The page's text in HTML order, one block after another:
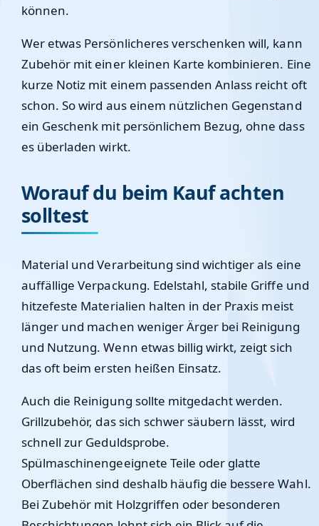
können.
Wer etwas Persönlicheres verschenken will, kann
Zubehör mit einer kleinen Karte kombinieren. Eine
kurze Notiz mit einem passenden Anlass reicht oft
schon. So wird aus einem nützlichen Gegenstand
ein Geschenk mit persönlichem Bezug, ohne dass
es überladen wirkt.
Worauf du beim Kauf achten
solltest
Material und Verarbeitung sind wichtiger als eine
auffällige Verpackung. Edelstahl, stabile Griffe und
hitzefeste Materialien halten in der Praxis meist
länger und machen weniger Ärger bei Reinigung
und Nutzung. Wenn etwas billig wirkt, zeigt sich
das oft beim ersten heißen Einsatz.
Auch die Reinigung sollte mitgedacht werden.
Grillzubehör, das sich schwer säubern lässt, wird
schnell zur Geduldsprobe.
Spülmaschinengeeignete Teile oder glatte
Oberflächen sind deshalb häufig die bessere Wahl.
Bei Zubehör mit Holzgriffen oder besonderen